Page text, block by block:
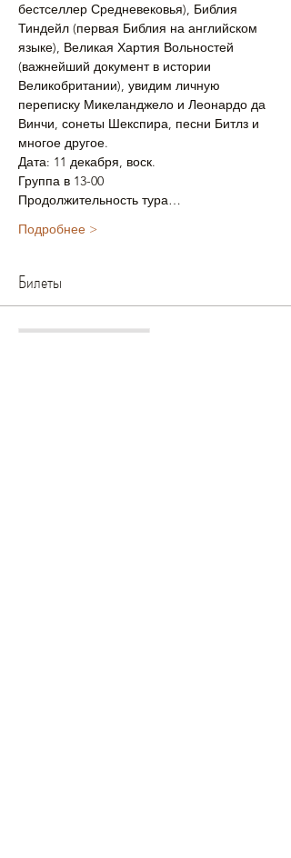
бестселлер Средневековья), Библия
Тиндейл (первая Библия на английском
языке), Великая Хартия Вольностей
(важнейший документ в истории
Великобритании), увидим личную
переписку Микеланджело и Леонардо да
Винчи, сонеты Шекспира, песни Битлз и
многое другое.
Дата: 11 декабря, воск.
Группа в 13-00
Продолжительность тура…
Подробнее >
Билеты